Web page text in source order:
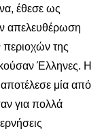
έθεσε ως
απελευθέρωση
της
Έλληνες. Η
μία από
για πολλά